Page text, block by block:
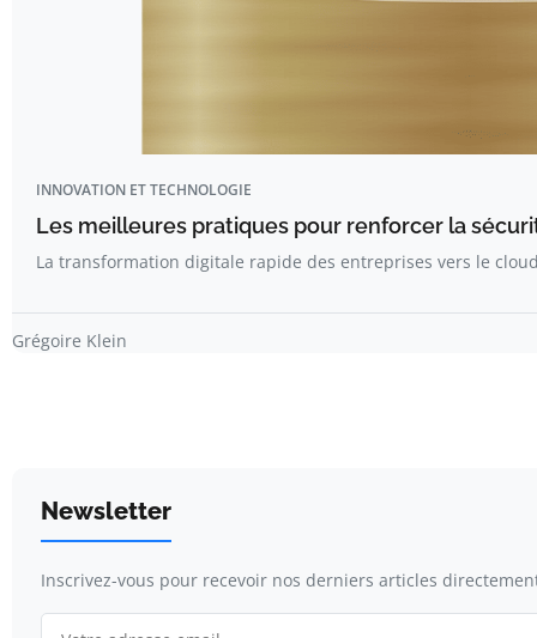
INNOVATION ET TECHNOLOGIE
Les meilleures pratiques pour renforcer la
La transformation digitale rapide des entreprises vers le
Grégoire Klein
Newsletter
Inscrivez-vous pour recevoir nos derniers articles